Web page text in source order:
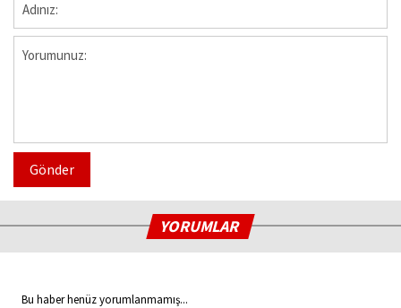
Gönder
YORUMLAR
Bu haber henüz yorumlanmamış...